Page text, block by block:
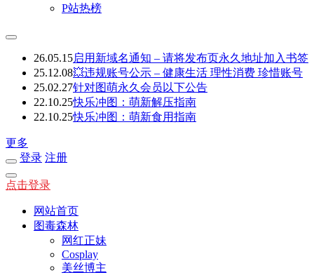
P站热榜
26.05.15启用新域名通知 – 请将发布页永久地址加入书签
25.12.08💥违规账号公示 – 健康生活 理性消费 珍惜账号
25.02.27针对图萌永久会员以下公告
22.10.25快乐冲图：萌新解压指南
22.10.25快乐冲图：萌新食用指南
更多
登录 注册
点击登录
网站首页
图毒森林
网红正妹
Cosplay
美丝博主